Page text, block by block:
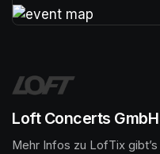
Loft Concerts GmbH
Mehr Infos zu LofTix gibt’s